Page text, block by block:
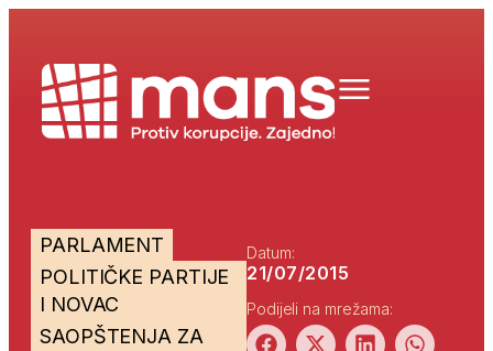
PARLAMENT
POLITIČKE PARTIJE
I NOVAC
SAOPŠTENJA ZA
Datum:
21/07/2015
Podijeli na mrežama: